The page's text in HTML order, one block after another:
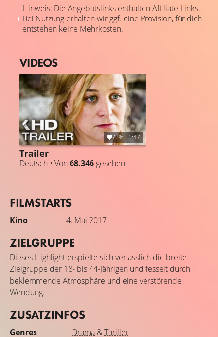
Hinweis: Die Angebotslinks enthalten Affiliate-Links.
Bei Nutzung erhalten wir ggf. eine Provision, für dich
entstehen keine Mehrkosten.
VIDEOS
72% 1:47
Trailer
Deutsch • Von68.346 gesehen
FILMSTARTS
Kino 4. Mai 2017
ZIELGRUPPE
Dieses Highlight erspielte sich verlässlich die breite
Zielgruppe der 18- bis 44-Jährigen und fesselt durch
beklemmende Atmosphäre und eine verstörende
Wendung.
ZUSATZINFOS
Genres Drama &Thriller